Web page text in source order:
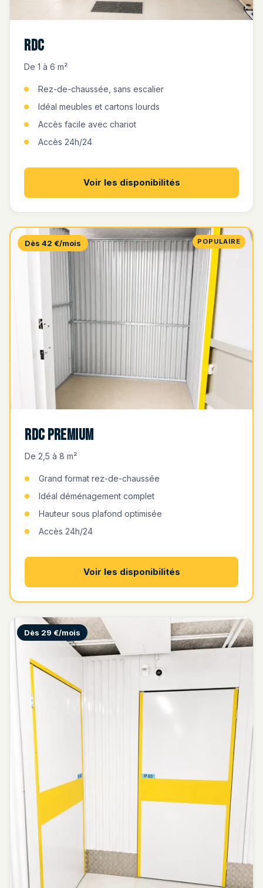
RDC
De 1 à 6 m²
Rez-de-chaussée, sans escalier
Idéal meubles et cartons lourds
Accès facile avec chariot
Accès 24h/24
Voir les disponibilités
Dès 42 €/mois POPULAIRE
RDC Premium
De 2,5 à 8 m²
Grand format rez-de-chaussée
Idéal déménagement complet
Hauteur sous plafond optimisée
Accès 24h/24
Voir les disponibilités
Dès 29 €/mois